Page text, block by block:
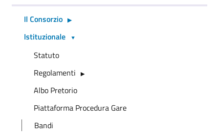
Il Consorzio
Istituzionale
Statuto
Regolamenti
Albo Pretorio
Piattaforma Procedura Gare
Bandi